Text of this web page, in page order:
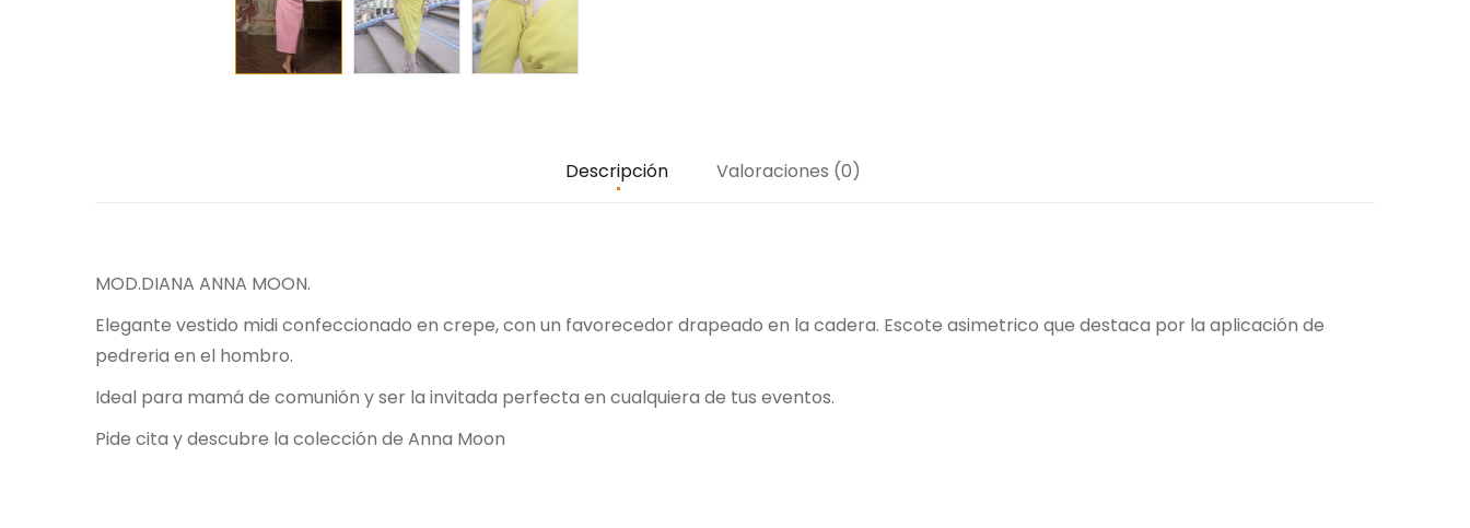
Descripción Valoraciones (0)
MOD.DIANA ANNA MOON.
Elegante vestido midi confeccionado en crepe, con un favorecedor drapeado en la cadera. Escote asimetrico que destaca por la aplicación de
pedreria en el hombro.
Ideal para mamá de comunión y ser la invitada perfecta en cualquiera de tus eventos.
Pide cita y descubre la colección de Anna Moon